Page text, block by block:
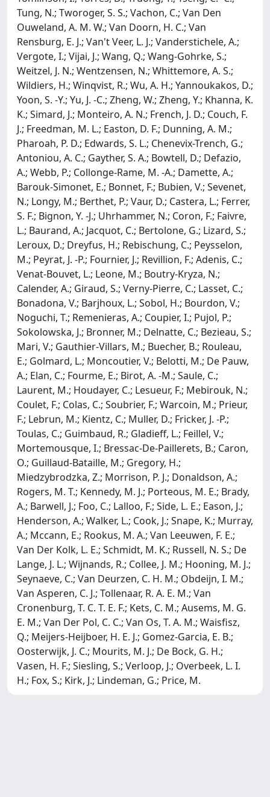
Tung, N.; Tworoger, S. S.; Vachon, C.; Van Den
Ouweland, A. M. W.; Van Doorn, H. C.; Van
Rensburg, E. J.; Van't Veer, L. J.; Vanderstichele, A.;
Vergote, I.; Vijai, J.; Wang, Q.; Wang-Gohrke, S.;
Weitzel, J. N.; Wentzensen, N.; Whittemore, A. S.;
Wildiers, H.; Winqvist, R.; Wu, A. H.; Yannoukakos, D.;
Yoon, S. -Y.; Yu, J. -C.; Zheng, W.; Zheng, Y.; Khanna, K.
K.; Simard, J.; Monteiro, A. N.; French, J. D.; Couch, F.
J.; Freedman, M. L.; Easton, D. F.; Dunning, A. M.;
Pharoah, P. D.; Edwards, S. L.; Chenevix-Trench, G.;
Antoniou, A. C.; Gayther, S. A.; Bowtell, D.; Defazio,
A.; Webb, P.; Collonge-Rame, M. -A.; Damette, A.;
Barouk-Simonet, E.; Bonnet, F.; Bubien, V.; Sevenet,
N.; Longy, M.; Berthet, P.; Vaur, D.; Castera, L.; Ferrer,
S. F.; Bignon, Y. -J.; Uhrhammer, N.; Coron, F.; Faivre,
L.; Baurand, A.; Jacquot, C.; Bertolone, G.; Lizard, S.;
Leroux, D.; Dreyfus, H.; Rebischung, C.; Peysselon,
M.; Peyrat, J. -P.; Fournier, J.; Revillion, F.; Adenis, C.;
Venat-Bouvet, L.; Leone, M.; Boutry-Kryza, N.;
Calender, A.; Giraud, S.; Verny-Pierre, C.; Lasset, C.;
Bonadona, V.; Barjhoux, L.; Sobol, H.; Bourdon, V.;
Noguchi, T.; Remenieras, A.; Coupier, I.; Pujol, P.;
Sokolowska, J.; Bronner, M.; Delnatte, C.; Bezieau, S.;
Mari, V.; Gauthier-Villars, M.; Buecher, B.; Rouleau,
E.; Golmard, L.; Moncoutier, V.; Belotti, M.; De Pauw,
A.; Elan, C.; Fourme, E.; Birot, A. -M.; Saule, C.;
Laurent, M.; Houdayer, C.; Lesueur, F.; Mebirouk, N.;
Coulet, F.; Colas, C.; Soubrier, F.; Warcoin, M.; Prieur,
F.; Lebrun, M.; Kientz, C.; Muller, D.; Fricker, J. -P.;
Toulas, C.; Guimbaud, R.; Gladieff, L.; Feillel, V.;
Mortemousque, I.; Bressac-De-Paillerets, B.; Caron,
O.; Guillaud-Bataille, M.; Gregory, H.;
Miedzybrodzka, Z.; Morrison, P. J.; Donaldson, A.;
Rogers, M. T.; Kennedy, M. J.; Porteous, M. E.; Brady,
A.; Barwell, J.; Foo, C.; Lalloo, F.; Side, L. E.; Eason, J.;
Henderson, A.; Walker, L.; Cook, J.; Snape, K.; Murray,
A.; Mccann, E.; Rookus, M. A.; Van Leeuwen, F. E.;
Van Der Kolk, L. E.; Schmidt, M. K.; Russell, N. S.; De
Lange, J. L.; Wijnands, R.; Collee, J. M.; Hooning, M. J.;
Seynaeve, C.; Van Deurzen, C. H. M.; Obdeijn, I. M.;
Van Asperen, C. J.; Tollenaar, R. A. E. M.; Van
Cronenburg, T. C. T. E. F.; Kets, C. M.; Ausems, M. G.
E. M.; Van Der Pol, C. C.; Van Os, T. A. M.; Waisfisz,
Q.; Meijers-Heijboer, H. E. J.; Gomez-Garcia, E. B.;
Oosterwijk, J. C.; Mourits, M. J.; De Bock, G. H.;
Vasen, H. F.; Siesling, S.; Verloop, J.; Overbeek, L. I.
H.; Fox, S.; Kirk, J.; Lindeman, G.; Price, M.